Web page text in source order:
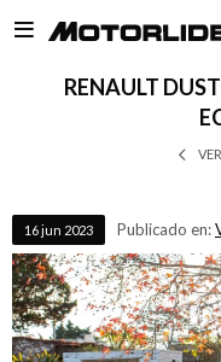

RENAULT
16jun 2023 Publicado en: